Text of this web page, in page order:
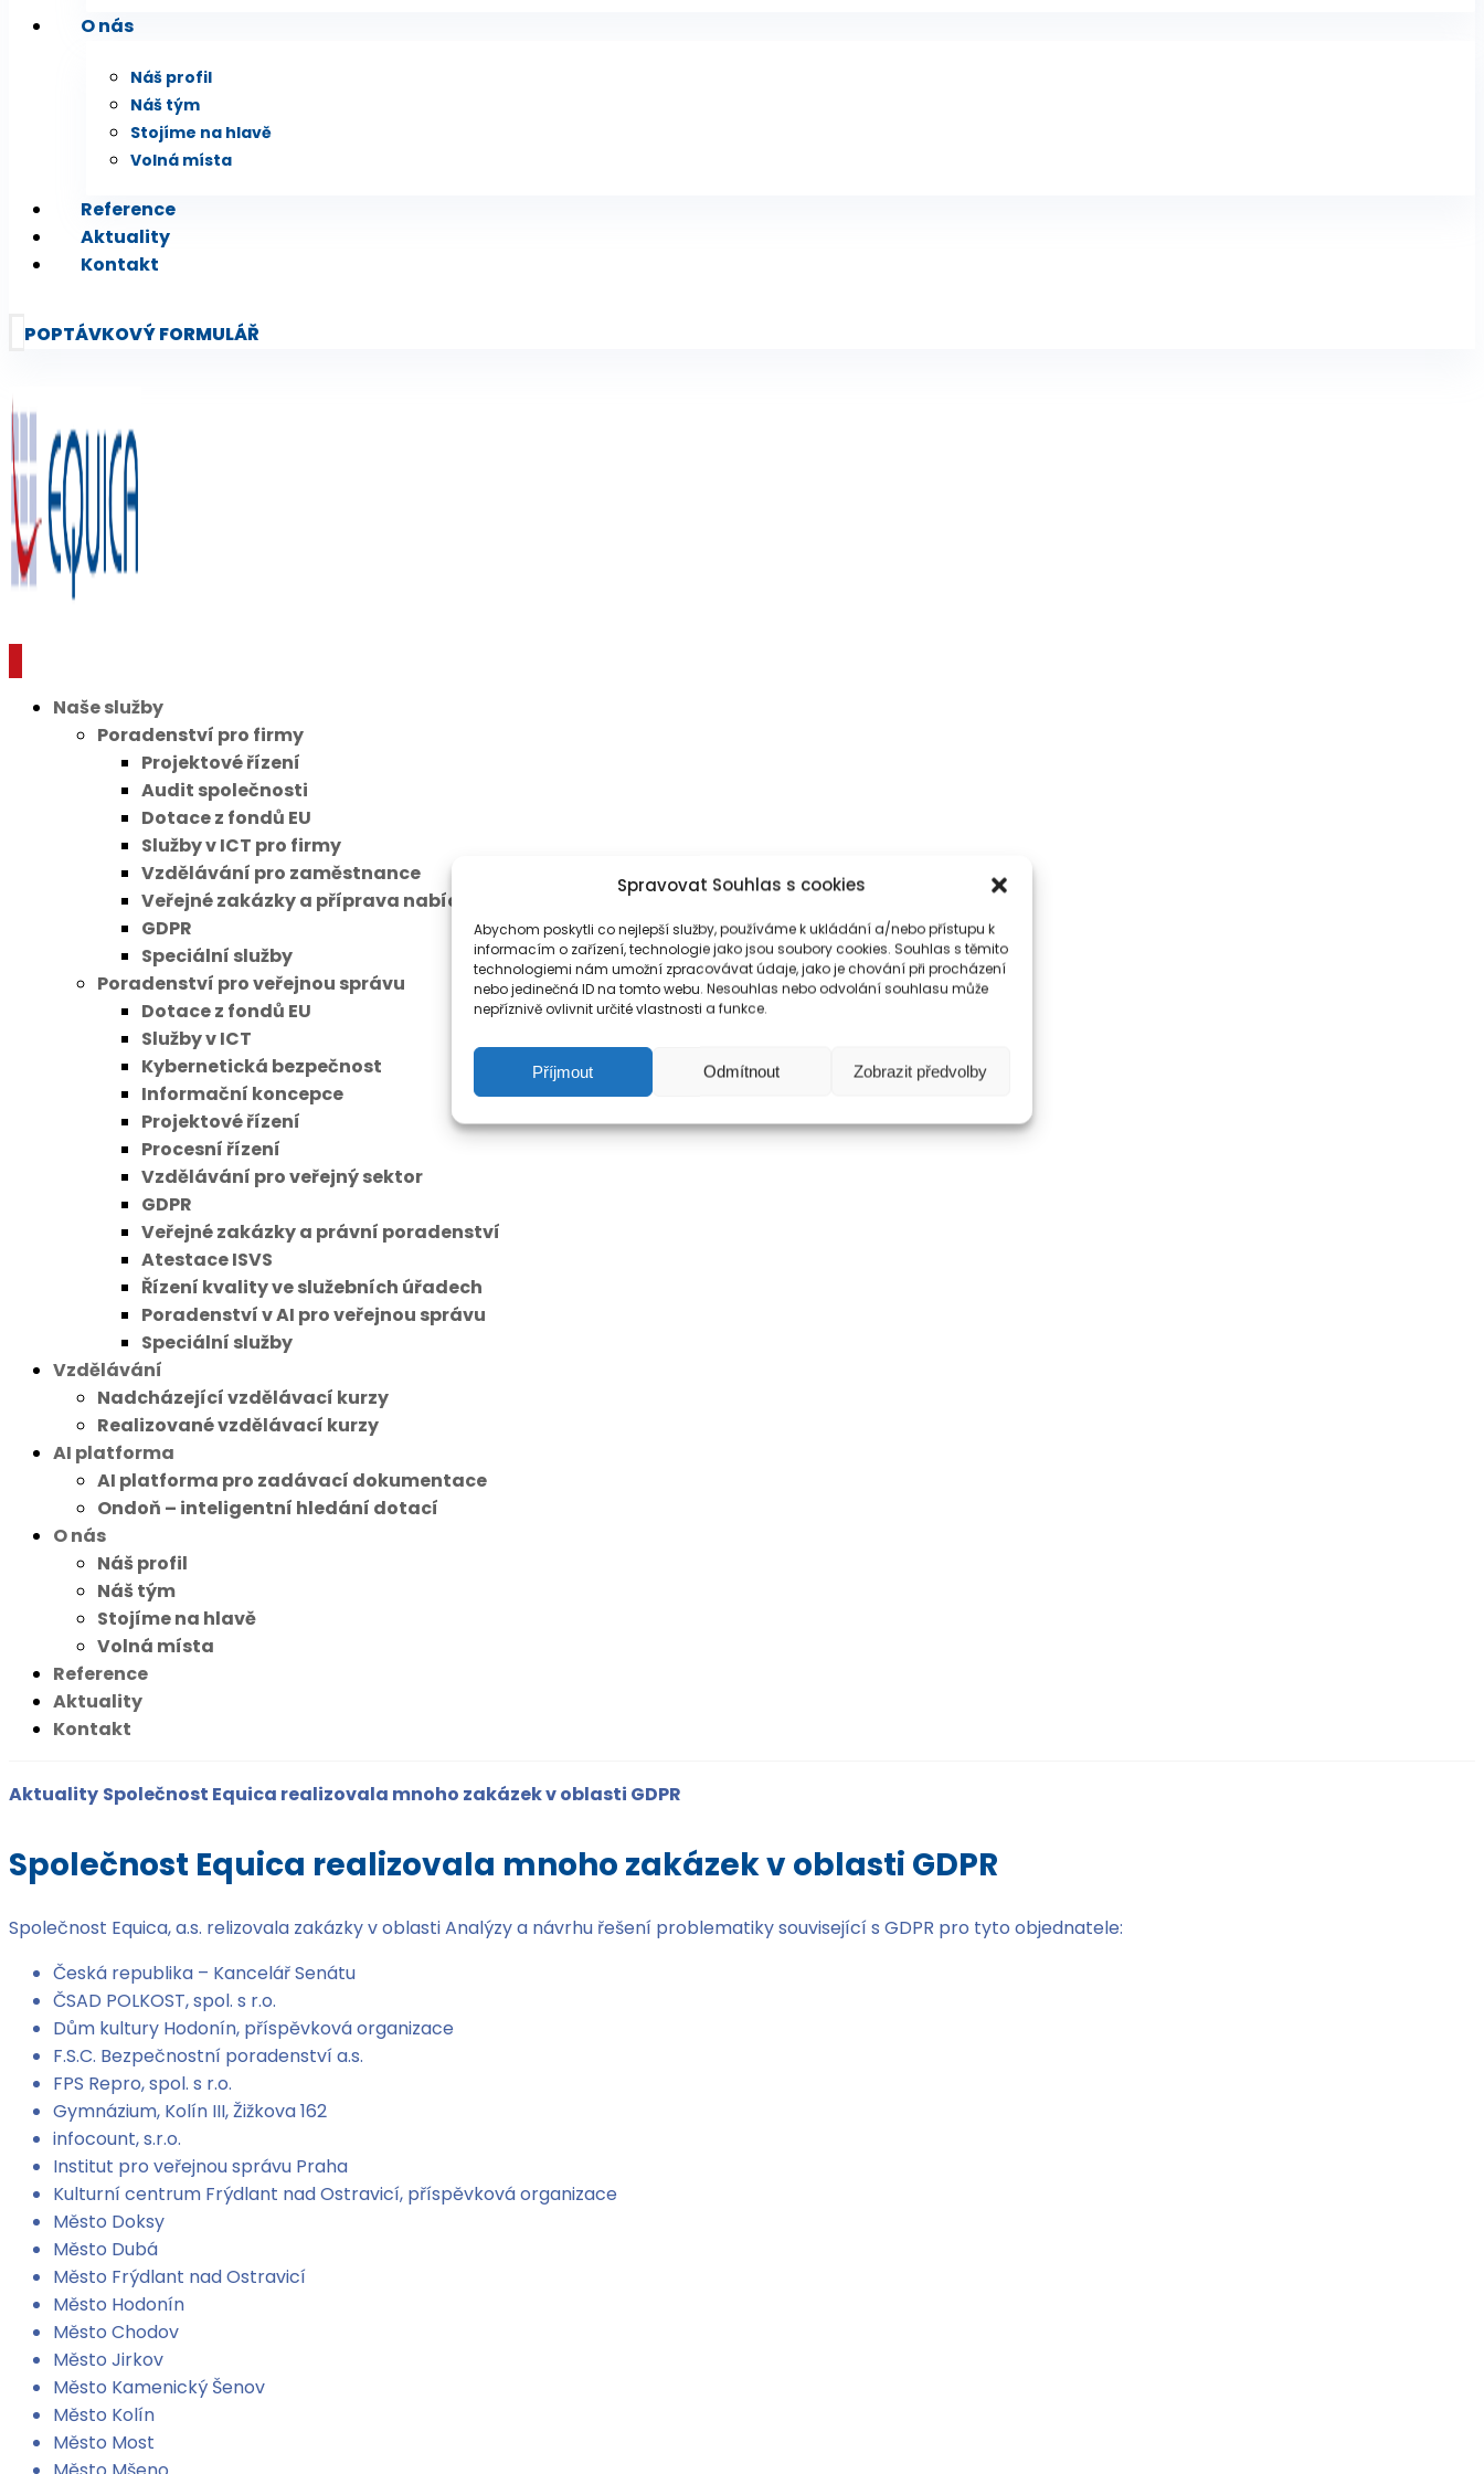
Spravovat Souhlas s cookies
Abychom poskytli co nejlepší služby, používáme k ukládání a/nebo přístupu k
informacím o zařízení, technologie jako jsou soubory cookies. Souhlas s těmito
technologiemi nám umožní zpracovávat údaje, jako je chování při procházení
nebo jedinečná ID na tomto webu. Nesouhlas nebo odvolání souhlasu může
nepříznivě ovlivnit určité vlastnosti a funkce.
Příjmout Odmítnout Zobrazit předvolby
O nás
Náš profil
Náš tým
Stojíme na hlavě
Volná místa
Reference
Aktuality
Kontakt
POPTÁVKOVÝ FORMULÁŘ
Naše služby
Poradenství pro firmy
Projektové řízení
Audit společnosti
Dotace z fondů EU
Služby v ICT pro firmy
Vzdělávání pro zaměstnance
Veřejné zakázky a příprava nabídek pro dodavatele
GDPR
Speciální služby
Poradenství pro veřejnou správu
Dotace z fondů EU
Služby v ICT
Kybernetická bezpečnost
Informační koncepce
Projektové řízení
Procesní řízení
Vzdělávání pro veřejný sektor
GDPR
Veřejné zakázky a právní poradenství
Atestace ISVS
Řízení kvality ve služebních úřadech
Poradenství v AI pro veřejnou správu
Speciální služby
Vzdělávání
Nadcházející vzdělávací kurzy
Realizované vzdělávací kurzy
AI platforma
AI platforma pro zadávací dokumentace
Ondoň – inteligentní hledání dotací
O nás
Náš profil
Náš tým
Stojíme na hlavě
Volná místa
Reference
Aktuality
Kontakt
Aktuality Společnost Equica realizovala mnoho zakázek v oblasti GDPR
Společnost Equica realizovala mnoho zakázek v oblasti GDPR
Společnost Equica, a.s. relizovala zakázky v oblasti Analýzy a návrhu řešení problematiky související s GDPR pro tyto objednatele:
Česká republika – Kancelář Senátu
ČSAD POLKOST, spol. s r.o.
Dům kultury Hodonín, příspěvková organizace
F.S.C. Bezpečnostní poradenství a.s.
FPS Repro, spol. s r.o.
Gymnázium, Kolín III, Žižkova 162
infocount, s.r.o.
Institut pro veřejnou správu Praha
Kulturní centrum Frýdlant nad Ostravicí, příspěvková organizace
Město Doksy
Město Dubá
Město Frýdlant nad Ostravicí
Město Hodonín
Město Chodov
Město Jirkov
Město Kamenický Šenov
Město Kolín
Město Most